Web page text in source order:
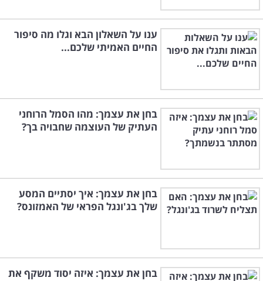
ענו על השאלון הבא וגלו מה סיפור
החיים האמיתי שלכם...
בחן את עצמך: מהו הסמל הרוחני
העתיק של העוצמה שחבויה בך?
בחן את עצמך: איך יסתיים המסע
שלך בג'ונגל הפראי של האמזונס?
בחן את עצמך: איזה יסוד משקף את